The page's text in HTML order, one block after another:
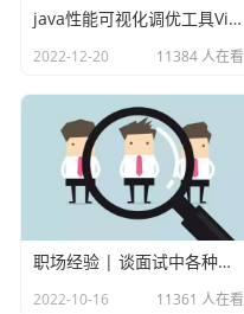
java性能可视化调优工具VisualVM插件之Visual GC
2022-12-20 11384 人在看
职场经验 | 谈面试中各种各样的坑
2022-10-16 11361 人在看